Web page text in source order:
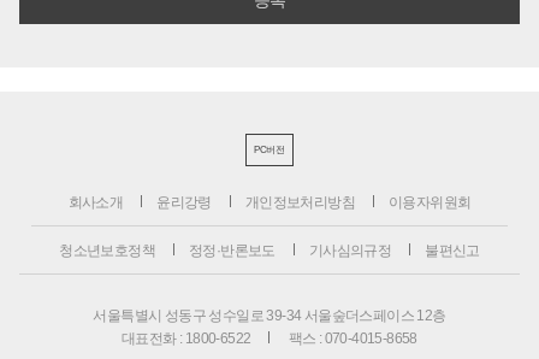
PC버전
회사소개 윤리강령 개인정보처리방침 이용자위원회
청소년보호정책 정정·반론보도 기사심의규정 불편신고
서울특별시 성동구 성수일로 39-34 서울숲더스페이스 12층
대표전화 : 1800-6522
팩스 : 070-4015-8658